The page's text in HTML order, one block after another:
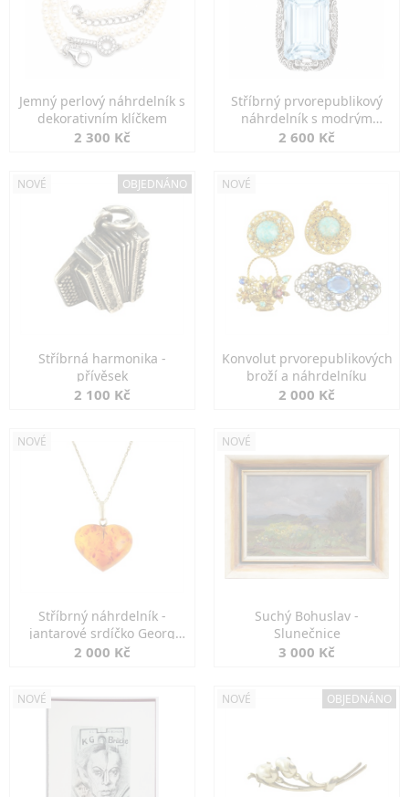
Jemný perlový náhrdelník s
dekorativním klíčkem
2 300 Kč
Stříbrný prvorepublikový
náhrdelník s modrým
spinelem
2 600 Kč
NOVÉ OBJEDNÁNO
Stříbrná harmonika -
přívěsek
2 100 Kč
NOVÉ
Konvolut prvorepublikových
broží a náhrdelníku
2 000 Kč
NOVÉ
Stříbrný náhrdelník -
jantarové srdíčko Georg
Kramer
2 000 Kč
NOVÉ
Suchý Bohuslav -
Slunečnice
3 000 Kč
NOVÉ NOVÉ OBJEDNÁNO